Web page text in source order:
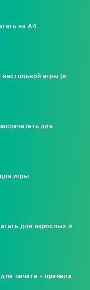
на A4
настольной игры (в
для
игры
для взрослых и
печати + правила